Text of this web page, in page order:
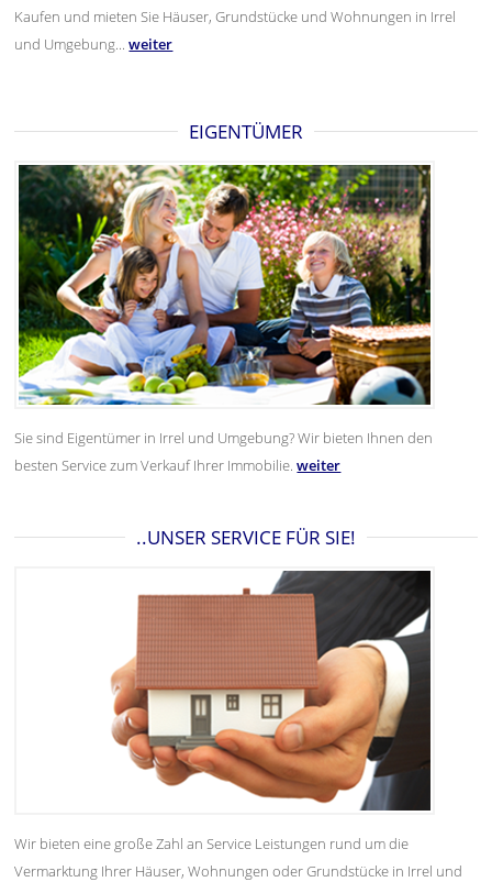
Anzahl Zimmer
Kaufen und mieten Sie Häuser, Grundstücke und Wohnungen in Irrel
und Umgebung...weiter
EIGENTÜMER
Sie sind Eigentümer in Irrel und Umgebung? Wir bieten Ihnen den
besten Service zum Verkauf Ihrer Immobilie.weiter
..UNSER SERVICE FÜR SIE!
Wir bieten eine große Zahl an Service Leistungen rund um die
Vermarktung Ihrer Häuser, Wohnungen oder Grundstücke in Irrel und